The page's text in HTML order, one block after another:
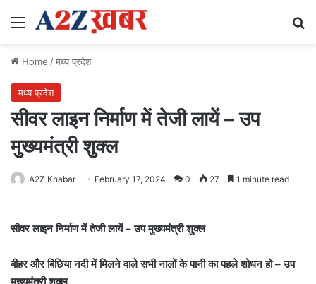
Menu
Home /मध्य प्रदेश
मध्य प्रदेश
सीवर लाइन निर्माण में तेजी लायें – उप
मुख्यमंत्री शुक्ल
A2Z Khabar February 17, 2024 0 27 1 minute read
सीवर लाइन निर्माण में तेजी लायें – उप मुख्यमंत्री शुक्ल
बीहर और बिछिया नदी में मिलने वाले सभी नालों के पानी का पहले शोधन हो – उप